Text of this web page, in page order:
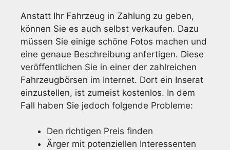
Anstatt Ihr Fahrzeug in Zahlung zu geben,
können Sie es auch selbst verkaufen. Dazu
müssen Sie einige schöne Fotos machen und
eine genaue Beschreibung anfertigen. Diese
veröffentlichen Sie in einer der zahlreichen
Fahrzeugbörsen im Internet. Dort ein Inserat
einzustellen, ist zumeist kostenlos. In dem
Fall haben Sie jedoch folgende Probleme:
Den richtigen Preis finden
Ärger mit potenziellen Interessenten